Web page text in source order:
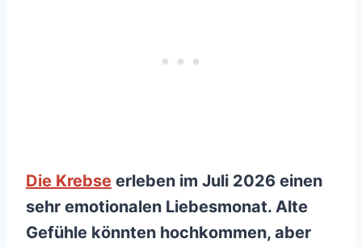
Die Krebse erleben im Juli 2026 einen
sehr emotionalen Liebesmonat. Alte
Gefühle könnten hochkommen, aber